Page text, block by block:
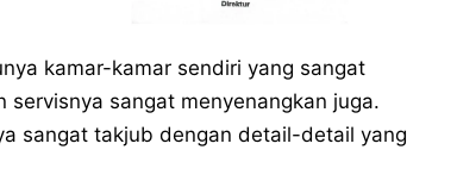
kamar-kamar sendiri yang sangat
sangat menyenangkan juga.
sangat takjub dengan detail-detail yang